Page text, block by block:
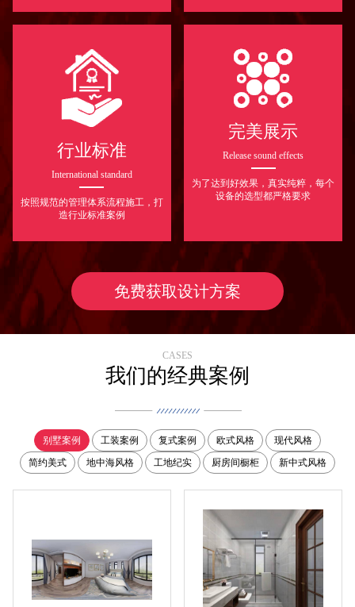
行业标准
International standard
按照规范的管理体系流程施工，打
造行业标准案例
完美展示
Release sound effects
为了达到好效果，真实纯粹，每个
设备的选型都严格要求
免费获取设计方案
CASES
我们的经典案例
别墅案例 工装案例 复式案例 欧式风格
现代风格
简约美式
地中海风格 工地纪实 厨房间橱柜 新中式风格